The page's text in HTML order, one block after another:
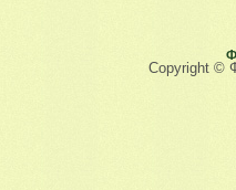
Copyright ©